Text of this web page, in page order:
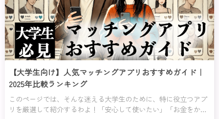
【大学生向け】人気マッチングアプリおすすめガイド｜
2025年比較ランキング
このページでは、そんな迷える大学生のために、特に役立つアプ
リを厳選して紹介するわよ！「安心して使いたい」「お金をかけ